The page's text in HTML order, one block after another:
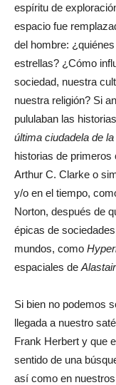
espíritu de
espacio fue
del hombre:
estrellas? ¿Cómo
sociedad, nuestra
nuestra religión? Si
pululaban las
última ciudadela de
historias de
Arthur C. Clarke o
y/o en el tiempo,
Norton, después de
épicas de
mundos, como
espaciales de
Si bien no podemos
llegada a nuestro
Frank Herbert y que
sentido de una
así como en